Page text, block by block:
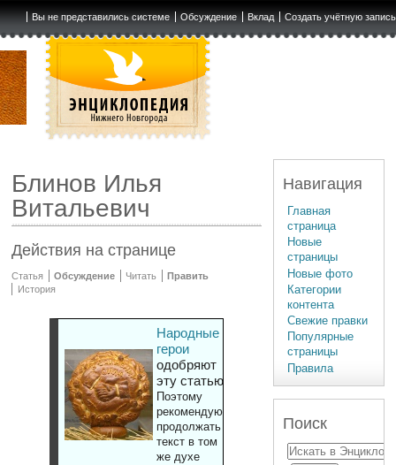
Вы не представились системе Обсуждение Вклад Создать учётную запись
Блинов Илья
Витальевич
Действия на странице
Статья Обсуждение Читать
Править
История
Народные
герои
одобряют
эту статью
Поэтому
рекомендуют
продолжать
текст в том
же духе
Навигация
Главная
страница
Новые
страницы
Новые фото
Категории
контента
Свежие правки
Популярные
страницы
Правила
Поиск